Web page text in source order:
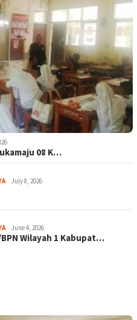
08 K…
July 8, 2026
June 4, 2026
Wilayah 1 Kabupat…